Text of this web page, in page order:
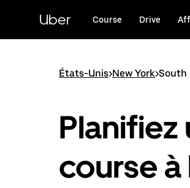
principal
Uber Course Drive
États-Unis>New York>South
Planifiez
course à